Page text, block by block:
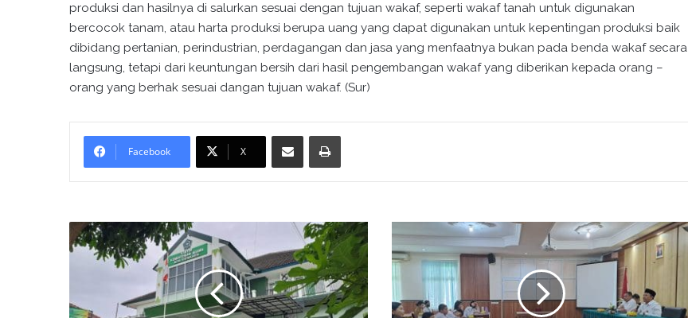
produksi dan hasilnya di salurkan sesuai dengan tujuan wakaf, seperti wakaf tanah untuk digunakan
bercocok tanam, atau harta produksi berupa uang yang dapat digunakan untuk kepentingan produksi baik
dibidang pertanian, perindustrian, perdagangan dan jasa yang menfaatnya bukan pada benda wakaf secara
langsung, tetapi dari keuntungan bersih dari hasil pengembangan wakaf yang diberikan kepada orang –
orang yang berhak sesuai dangan tujuan wakaf. (Sur)
Facebook X
p
a
m
i
t
a